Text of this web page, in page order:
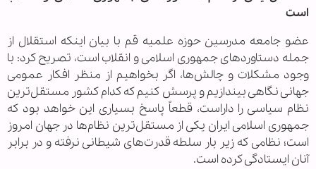
است
عضو جامعه مدرسین حوزه علمیه قم با بیان اینکه استقلال از
جمله دستاوردهای جمهوری اسلامی و انقلاب است، تصریح کرد: با
وجود مشکلات و چالش‌ها، اگر بخواهیم از منظر افکار عمومی
جهانی نگاهی بیندازیم و پرسش کنیم که کدام کشور مستقل‌ترین
نظام سیاسی را داراست، قطعاً پاسخ بسیاری این خواهد بود که
جمهوری اسلامی ایران یکی از مستقل‌ترین نظام‌ها در جهان امروز
است؛ نظامی که زیر بار سلطه قدرت‌های شیطانی نرفته و در برابر
آنان ایستادگی کرده است.